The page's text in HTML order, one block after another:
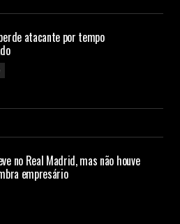
atacante por tempo
no Real Madrid, mas não houve
empresário